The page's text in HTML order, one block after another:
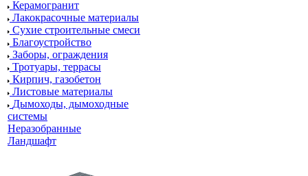
Керамогранит
Лакокрасочные материалы
Сухие строительные смеси
Благоустройство
Заборы, ограждения
Тротуары, террасы
Кирпич, газобетон
Листовые материалы
Дымоходы, дымоходные
системы
Неразобранные
Ландшафт